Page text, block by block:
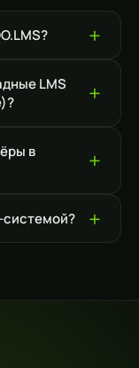
LMS
в
системой?